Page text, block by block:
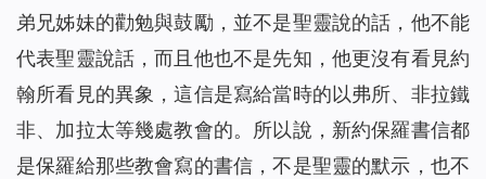
弟兄姊妹的勸勉與鼓勵，並不是聖靈說的話，他不能
代表聖靈說話，而且他也不是先知，他更沒有看見約
翰所看見的異象，這信是寫給當時的以弗所、非拉鐵
非、加拉太等幾處教會的。所以說，新約保羅書信都
是保羅給那些教會寫的書信，不是聖靈的默示，也不